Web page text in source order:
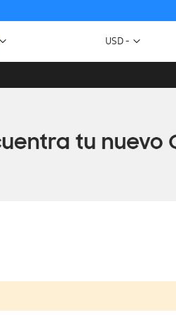
Moneda
USD -